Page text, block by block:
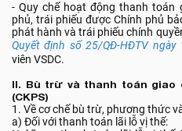
- Quy chế hoạt động thanh toán
phủ, trái phiếu được Chính phủ
phát hành và trái phiếu chính
Quyết định số 25/QĐ-HĐTV
viên VSDC.
II. Bù trừ và thanh toán giao
(CKPS)
1. Về cơ chế bù trừ, phương thức
a) Đối với thanh toán lãi lỗ vị thế: